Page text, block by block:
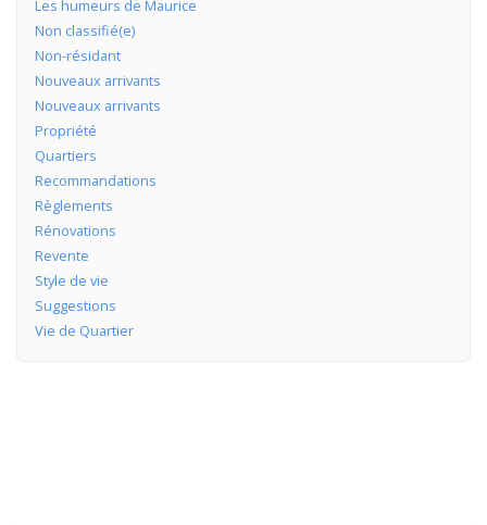
Les humeurs de Maurice
Non classifié(e)
Non-résidant
Nouveaux arrivants
Nouveaux arrivants
Propriété
Quartiers
Recommandations
Règlements
Rénovations
Revente
Style de vie
Suggestions
Vie de Quartier